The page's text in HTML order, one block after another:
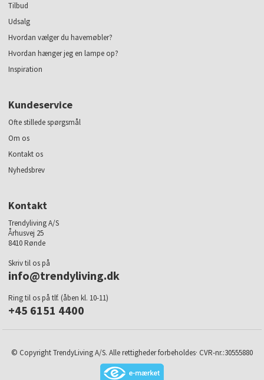
Tilbud
Udsalg
Hvordan vælger du havemøbler?
Hvordan hænger jeg en lampe op?
Inspiration
Kundeservice
Ofte stillede spørgsmål
Om os
Kontakt os
Nyhedsbrev
Kontakt
Trendyliving A/S
Århusvej 25
8410 Rønde
Skriv til os på
info@trendyliving.dk
Ring til os på tlf. (åben kl. 10-11)
+45 6151 4400
© Copyright TrendyLiving A/S. Alle rettigheder forbeholdes· CVR-nr.:30555880